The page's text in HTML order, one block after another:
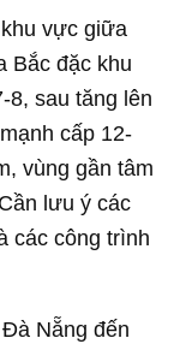
vực giữa
Bắc đặc khu
8, sau tăng lên
cấp 12-
vùng gần tâm
lưu ý các
các công trình
Nẵng đến